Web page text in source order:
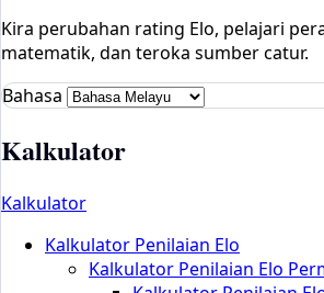
Kira perubahan rating Elo, pelajari
matematik, dan teroka sumber catur.
Bahasa
Kalkulator
Kalkulator
Kalkulator Penilaian Elo
Kalkulator Penilaian Elo